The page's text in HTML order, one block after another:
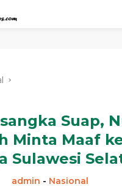
Suap,
Minta Maaf
Sulawesi
admin - Nasional